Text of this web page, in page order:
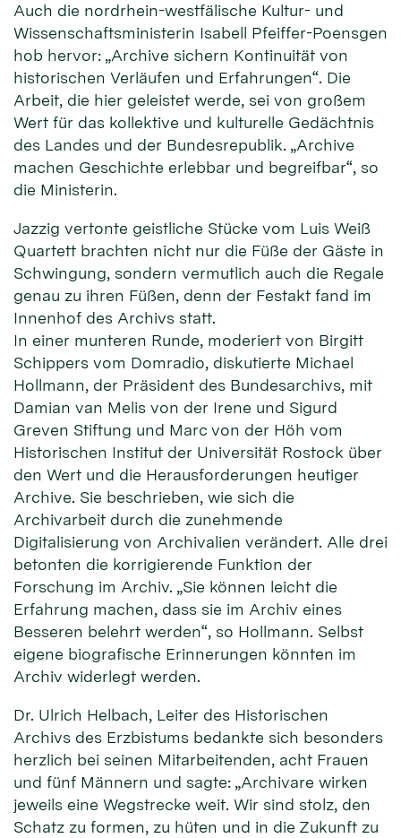
Auch die nordrhein-westfälische Kultur- und
Wissenschaftsministerin Isabell Pfeiffer-Poensgen
hob hervor: „Archive sichern Kontinuität von
historischen Verläufen und Erfahrungen“. Die
Arbeit, die hier geleistet werde, sei von großem
Wert für das kollektive und kulturelle Gedächtnis
des Landes und der Bundesrepublik. „Archive
machen Geschichte erlebbar und begreifbar“, so
die Ministerin.
Jazzig vertonte geistliche Stücke vom Luis Weiß
Quartett brachten nicht nur die Füße der Gäste in
Schwingung, sondern vermutlich auch die Regale
genau zu ihren Füßen, denn der Festakt fand im
Innenhof des Archivs statt.
In einer munteren Runde, moderiert von Birgitt
Schippers vom Domradio, diskutierte Michael
Hollmann, der Präsident des Bundesarchivs, mit
Damian van Melis von der Irene und Sigurd
Greven Stiftung und Marc von der Höh vom
Historischen Institut der Universität Rostock über
den Wert und die Herausforderungen heutiger
Archive. Sie beschrieben, wie sich die
Archivarbeit durch die zunehmende
Digitalisierung von Archivalien verändert. Alle drei
betonten die korrigierende Funktion der
Forschung im Archiv. „Sie können leicht die
Erfahrung machen, dass sie im Archiv eines
Besseren belehrt werden“, so Hollmann. Selbst
eigene biografische Erinnerungen könnten im
Archiv widerlegt werden.
Dr. Ulrich Helbach, Leiter des Historischen
Archivs des Erzbistums bedankte sich besonders
herzlich bei seinen Mitarbeitenden, acht Frauen
und fünf Männern und sagte: „Archivare wirken
jeweils eine Wegstrecke weit. Wir sind stolz, den
Schatz zu formen, zu hüten und in die Zukunft zu